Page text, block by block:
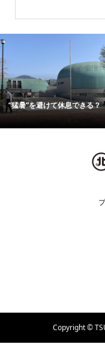
“猛暑”を避けて休息できる
Copyright ©